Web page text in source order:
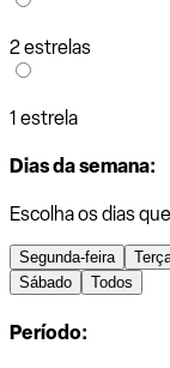
2 estrelas
1 estrela
Dias da semana:
Escolha os dias
Segunda-feira
Sábado
Todos
Período: